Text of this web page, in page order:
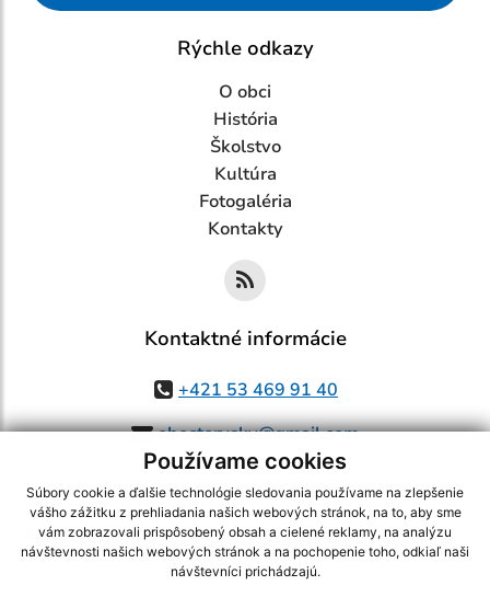
Používame cookies
Súbory cookie a ďalšie technológie sledovania používame na zlepšenie
vášho zážitku z prehliadania našich webových stránok, na to, aby sme
vám zobrazovali prispôsobený obsah a cielené reklamy, na analýzu
návštevnosti našich webových stránok a na pochopenie toho, odkiaľ naši
návštevníci prichádzajú.
Rýchle odkazy
O obci
História
Školstvo
Kultúra
Fotogaléria
Kontakty
Kontaktné informácie
+421 53 469 91 40
obectorysky@gmail.com
využite možnosť získavania aktuálnych informácií s využitím RSS
CMS systém (redakčný) systém ECHELON 2,Mapa stránok,web portál
webex.digital, s.r.o.,domény,registrácia domény